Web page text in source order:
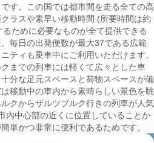
す。この国では都市間を走る全ての高
ラスや素早い移動時間 (所要時間は約
ために必要なものが全て提供できる
毎日の出発便数が最大37である広範
ティも乗車中にご利用いただけます。
までの列車には軽くて広々とした車
分な足元スペースと荷物スペースが備
移動中の車内から素晴らしい景色を眺
クからザルツブルク行きの列車が人気
内中心部の近くに位置していることか
単かつ非常に便利であるためです。